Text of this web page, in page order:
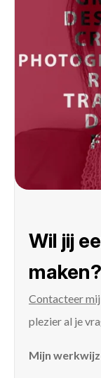
Wil jij
maken?
Contacteer mij
plezier al je
Mijn